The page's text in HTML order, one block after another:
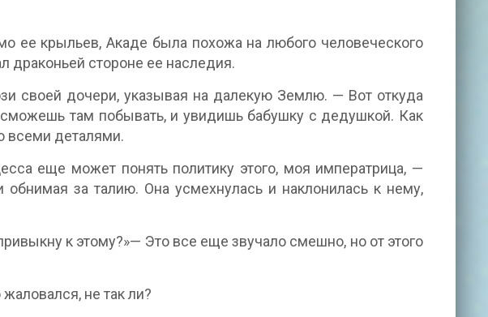
ее крыльев, Акаде была похожа на любого человеческого
драконьей стороне ее наследия.
своей дочери, указывая на далекую Землю. — Вот откуда
там побывать, и увидишь бабушку с дедушкой. Как
всеми деталями.
еще может понять политику этого, моя императрица, —
за талию. Она усмехнулась и наклонилась к нему,
к этому?»— Это все еще звучало смешно, но от этого
не так ли?